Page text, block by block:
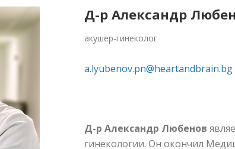
Д-р Александр
акушер-гинеколог
a.lyubenov.pn@heartandbrain.bg
Д-р Александр Любенов
гинекологии. Он окончил